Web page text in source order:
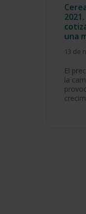
una
13 de
El
la